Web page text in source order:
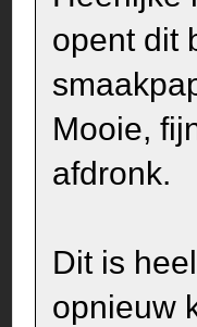
opent dit
Mooie,
afdronk.
Dit is
opnieuw